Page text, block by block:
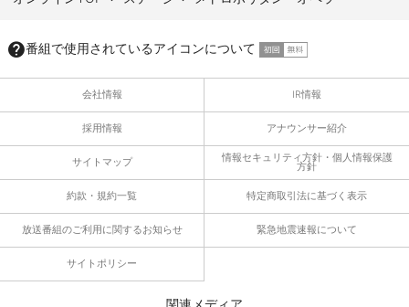
番組で使用されているアイコンについて
会社情報 IR情報
採用情報 アナウンサー紹介
サイトマップ 情報セキュリティ方針・個人情報保護
方針
約款・規約一覧 特定商取引法に基づく表示
放送番組のご利用に関するお知らせ 緊急地震速報について
サイトポリシー
関連メディア